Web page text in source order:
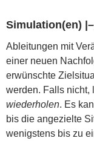
Simulation(en) |–
Ableitungen mit
einer neuen
erwünschte
werden. Falls nicht,
wiederholen. Es
bis die angezielte
wenigstens bis zu